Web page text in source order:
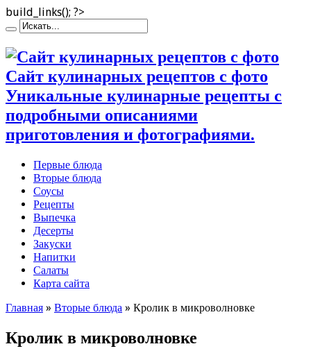
build_links(); ?>
Сайт кулинарных рецептов с фото
Уникальные кулинарные рецепты с
подробными описаниями
приготовления и фотографиями.
Первые блюда
Вторые блюда
Соусы
Рецепты
Выпечка
Десерты
Закуски
Напитки
Салаты
Карта сайта
Главная » Вторые блюда » Кролик в микроволновке
Кролик в микроволновке